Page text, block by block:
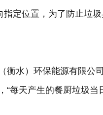
定位置，为了防止垃
衡水）环保能源有限公
“每天产生的餐厨垃圾